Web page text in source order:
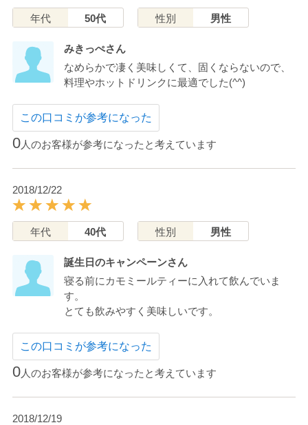
年代 50代 性別 男性
みきっぺさん
なめらかで凄く美味しくて、固くならないので、
料理やホットドリンクに最適でした(^^)
この口コミが参考になった
0人のお客様が参考になったと考えています
2018/12/22
年代 40代 性別 男性
誕生日のキャンペーンさん
寝る前にカモミールティーに入れて飲んでいま
す。
とても飲みやすく美味しいです。
この口コミが参考になった
0人のお客様が参考になったと考えています
2018/12/19